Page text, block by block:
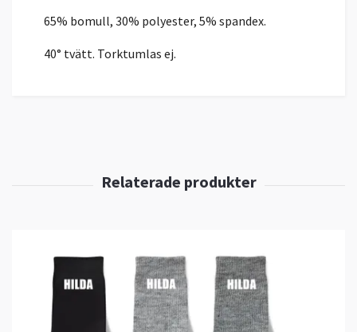
65% bomull, 30% polyester, 5% spandex.
40° tvätt. Torktumlas ej.